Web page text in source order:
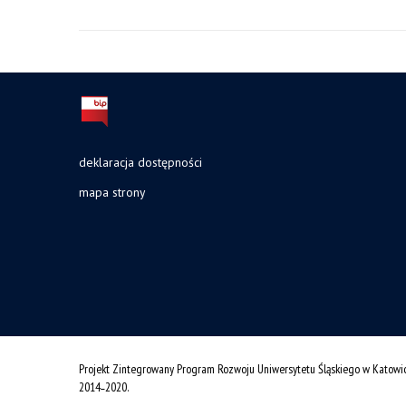
deklaracja dostępności
mapa strony
Projekt Zintegrowany Program Rozwoju Uniwersytetu Śląskiego w
2014˗2020.